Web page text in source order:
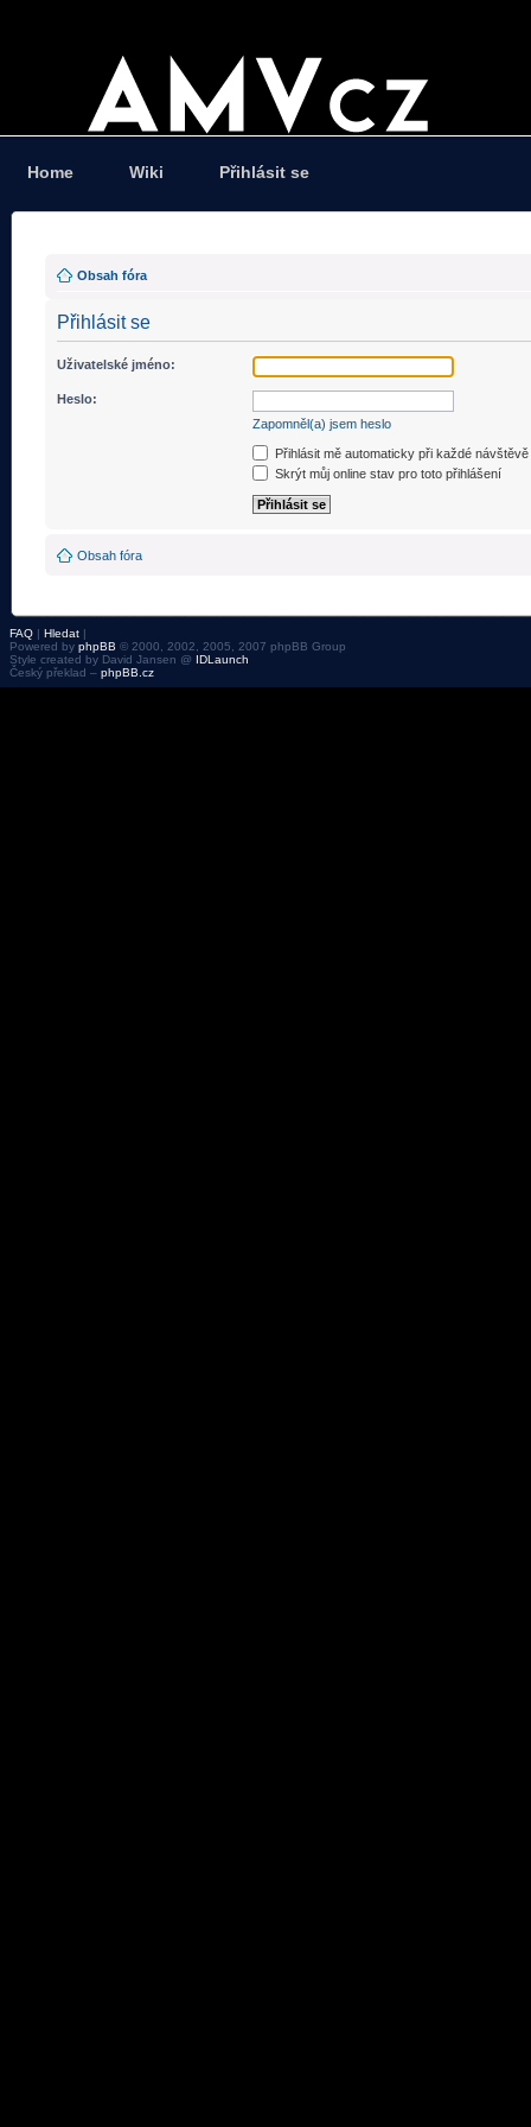
Home Wiki Přihlásit se
Obsah fóra
Přihlásit se
Uživatelské jméno:
Heslo:
Zapomněl(a) jsem heslo
Přihlásit mě automaticky při každé návštěvě
Skrýt můj online stav pro toto přihlášení
Obsah fóra
FAQ | Hledat |
Powered by phpBB © 2000, 2002, 2005, 2007 phpBB Group
Style created by David Jansen @ IDLaunch
Český překlad – phpBB.cz